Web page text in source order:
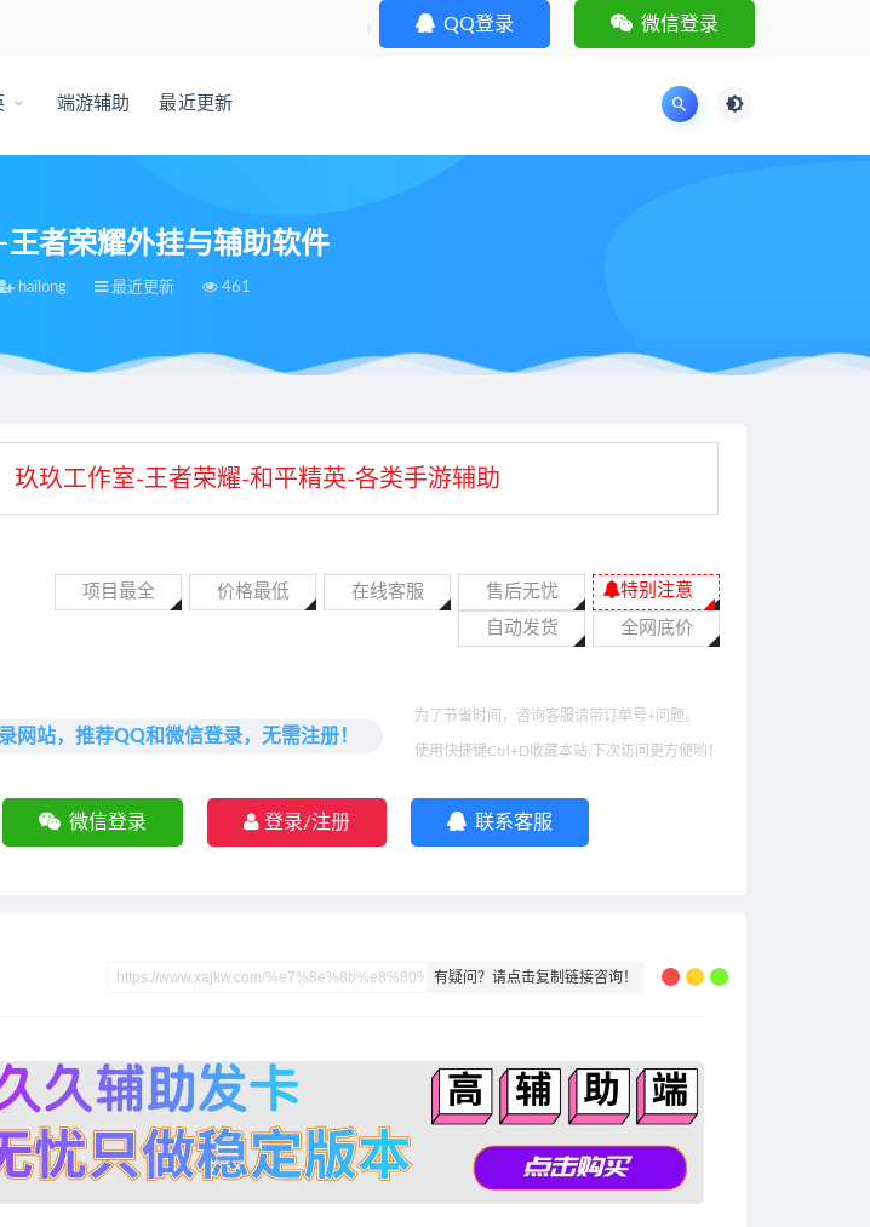
QQ登录 微信登录
端游辅助 最近更新
王者荣耀外挂与辅助软件
hailong 最近更新 461
玖玖工作室-王者荣耀-和平精英-各类手游辅助
售后无忧
在线客服
价格最低
项目最全
全网底价
自动发货
特别注意
网站，推荐QQ和微信登录，无需注册！
为了节省时间，咨询客服请带订单号+问题。
使用快捷键Ctrl+D收藏本站,下次访问更方便哟！
微信登录 登录/注册 联系客服
有疑问？请点击复制链接咨询！